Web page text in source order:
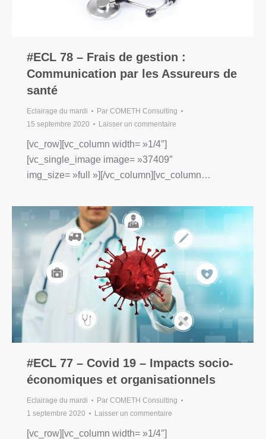
#ECL 78 – Frais de gestion :
Communication par les Assureurs de
santé
Eclairage du mardi Par COMETH Consulting
15 septembre 2020
Laisser un commentaire
[vc_row][vc_column width= »1/4″]
[vc_single_image image= »37409″
img_size= »full »][/vc_column][vc_column…
#ECL 77 – Covid 19 – Impacts socio-
économiques et organisationnels
Eclairage du mardi Par COMETH Consulting
1 septembre 2020
Laisser un commentaire
[vc_row][vc_column width= »1/4″]